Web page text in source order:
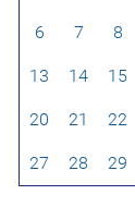
6 7 8
13 14 15
20 21 22
27 28 29